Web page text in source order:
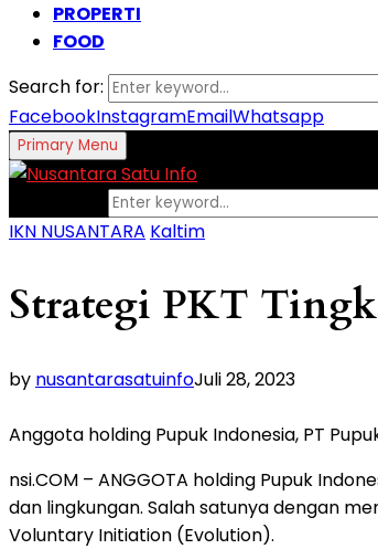
PROPERTI
FOOD
Search for:
FacebookInstagramEmailWhatsapp
Primary Menu
IKN NUSANTARA Kaltim
Strategi PKT
by nusantarasatuinfoJuli 28, 2023
Anggota holding Pupuk Indonesia, PT
nsi.COM – ANGGOTA holding Pupuk
dan lingkungan. Salah satunya dengan
Voluntary Initiation (Evolution).